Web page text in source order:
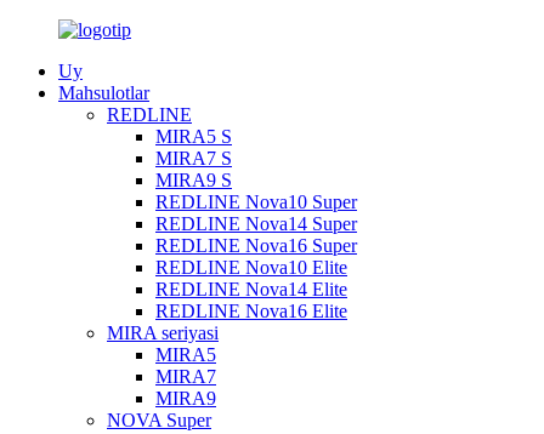
Uy
Mahsulotlar
REDLINE
MIRA5 S
MIRA7 S
MIRA9 S
REDLINE Nova10 Super
REDLINE Nova14 Super
REDLINE Nova16 Super
REDLINE Nova10 Elite
REDLINE Nova14 Elite
REDLINE Nova16 Elite
MIRA seriyasi
MIRA5
MIRA7
MIRA9
NOVA Super